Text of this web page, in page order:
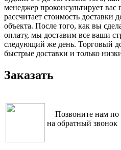
менеджер проконсультирует
рассчитает стоимость доставки
объекта. После того, как вы
оплату, мы доставим все ваши
следующий же день. Торговый
быстрые доставки и только
Заказать
Позвоните нам по
на обратный звонок